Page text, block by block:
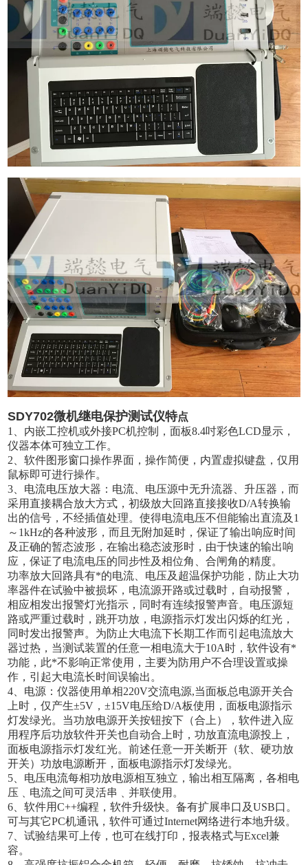
SDY702微机继电保护测试仪特点
1
、内嵌工控机或外接PC机控制，面板8.4吋彩色LCD显示，
仪器本体可独立工作。
2 、软件图形窗口操作界面，操作简便，内置虚拟键盘，仅用
鼠标即可进行操作。
3 、电流电压放大器：电流、电压源中无升流器、升压器，而
采用直接耦合放大方式，初级放大回路直接接收D/A转换输
出的信号，不经插值处理。使得电流电压不但能输出直流及1
～1kHz的各种波形，而且无附加延时，保证了输出响应时间
及正确的暂态波形，在输出稳态波形时，由于快速的输出响
应，保证了电流电压的同步性及相位角、合闸角的精度。
功率放大回路具有*的电流、电压及超温保护功能，防止大功
率器件在试验中被损坏，电流源开路或过载时，自动报警，
相应相发出报警灯光指示，同时有连续报警声音。电压源短
路或严重过载时，跳开功放，电源指示灯发出闪烁的红光，
同时发出报警声。为防止大电流下长期工作而引起电流放大
器过热，当测试装置的任意一相电流大于10A时，软件设有*
功能，此*不影响正常使用，主要为防用户不合理设置或操
作，引起大电流长时间误输出。
4 、电源：仪器使用单相220V交流电源,当面板总电源开关合
上时，仅产生±5V ，±1 5V电压给D/A板使用，面板电源指示
灯发绿光。当功放电源开关按钮按下（合上），软件进入应
用程序后功放软件开关也自动合上时，功放直流电源投上，
面板电源指示灯发红光。前述任意一开关断开（软、硬功放
开关）功放电源断开，面板电源指示灯发绿光。
5 、电压电流每相功放电源相互独立，输出相互隔离，各相电
压﹑电流之间可灵活串﹑并联使用。
6 、软件用C++编程，软件升级快。备有扩展串口及USB口。
可与其它PC机通讯，软件可通过Internet网络进行本地升级。
7 、试验结果可上传，也可在线打印，报表格式与Excel兼
容。